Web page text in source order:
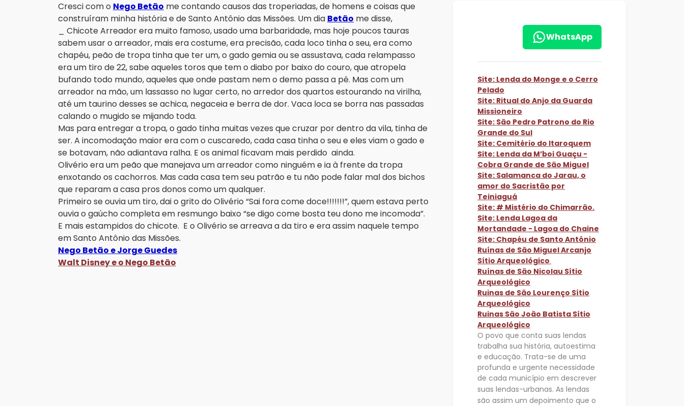
Cresci com o Nego Betão me contando causos das troperiadas, de homens e coisas que
construíram minha história e de Santo Antônio das Missões. Um dia Betão me disse,
_ Chicote Arreador era muito famoso, usado uma barbaridade, mas hoje poucos tauras
sabem usar o arreador, mais era costume, era precisão, cada loco tinha o seu, era como
chapéu, peão de tropa tinha que ter um, o gado gemia ou se assustava, cada relampasso
era um tiro de 22, sabe aqueles toros que tem o diabo por baixo do couro, que atropela
bufando todo mundo, aqueles que onde pastam nem o demo passa a pé. Mas com um
arreador na mão, um lassasso no lugar certo, no arredor dos quartos estourando na virilha,
até um taurino desses se achica, negaceia e berra de dor. Vaca loca se borra nas passadas
calando o mugido se mijando toda.
Mas para entregar a tropa, o gado tinha muitas vezes que cruzar por dentro da vila, tinha de
ser. A incomodação maior era com o cuscaredo, cada casa tinha o seu e eles viam o gado e
se botavam, não adiantava ralha. E os animal ficavam mais perdido ainda.
Olivério era um peão que manejava um arreador como ninguém e ia à frente da tropa
enxotando os cachorros. Mas cada casa tem seu patrão e tu não pode falar mal dos bichos
que reparam a casa pros donos como um qualquer.
Primeiro se ouvia um tiro, dai o grito do Olivério “Sai fora come doce!!!!!!!”, quem estava perto
ouvia o gaúcho completa em resmungo baixo “se digo come bosta teu dono me incomoda”.
E mais estampidos do chicote. E o Olivério se arreava a da tiro e era assim naquele tempo
em Santo Antônio das Missões.
Nego Betão e Jorge Guedes
Walt Disney e o Nego Betão
WhatsApp
Site: Lenda do Monge e o Cerro
Pelado
Site: Ritual do Anjo da Guarda
Missioneiro
Site: São Pedro Patrono do Rio
Grande do Sul
Site: Cemitério do Itaroquem
Site: Lenda da M’boi Guaçu -
Cobra Grande de São Miguel
Site: Salamanca do Jarau, o
amor do Sacristão por
Teiniaguá
Site: # Mistério do Chimarrão.
Site: Lenda Lagoa da
Mortandade - Lagoa do Chaine
Site: Chapéu de Santo Antônio
Ruínas de São Miguel Arcanjo
Sítio Arqueológico
Ruínas de São Nicolau Sítio
Arqueológico
Ruinas de São Lourenço Sítio
Arqueológico
Ruinas São João Batista Sítio
Arqueológico
O povo que conta suas lendas
trabalha sua história, autoestima
e educação. Trata-se de uma
profunda e urgente necessidade
de cada município em descrever
suas lendas-urbanas. As lendas
são assim um depoimento que o